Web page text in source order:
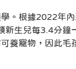
。根據2022年
生兒每3.4分鐘
養寵物，因此毛